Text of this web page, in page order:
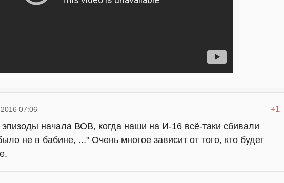
+1
07:06
начала ВОВ, когда наши на И-16 всё-таки сбивали
не в бабине, ..." Очень многое зависит от того, кто будет